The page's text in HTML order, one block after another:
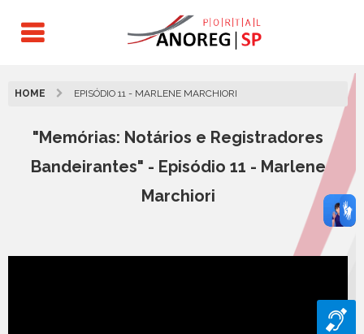
HOME EPISÓDIO 11 - MARLENE MARCHIORI
"Memórias: Notários e Registradores
Bandeirantes" - Episódio 11 - Marlene
Marchiori